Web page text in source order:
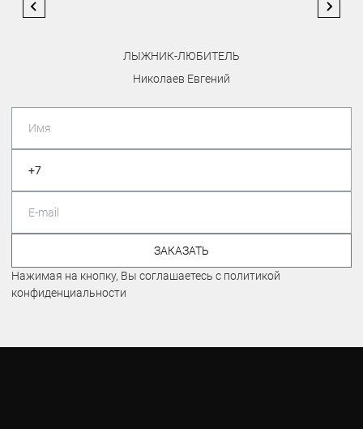
ЛЫЖНИК-ЛЮБИТЕЛЬ
Николаев Евгений
ЗАКАЗАТЬ
Нажимая на кнопку, Вы соглашаетесь с политикой
конфиденциальности